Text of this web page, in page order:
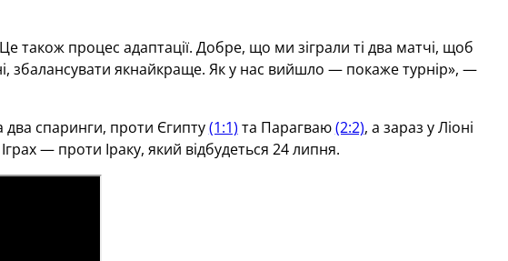
також процес адаптації. Добре, що ми зіграли ті два матчі, щоб
збалансувати якнайкраще. Як у нас вийшло — покаже турнір», —
два спаринги, проти Єгипту(1:1) та Парагваю(2:2), а зараз у Ліоні
— проти Іраку, який відбудеться 24 липня.